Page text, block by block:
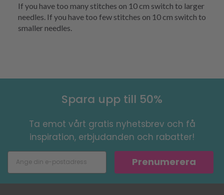
If you have too many stitches on 10 cm switch to larger
needles. If you have too few stitches on 10 cm switch to
smaller needles.
Spara upp till 50%
Ta emot vårt gratis nyhetsbrev och få
inspiration, erbjudanden och rabatter!
Prenumerera